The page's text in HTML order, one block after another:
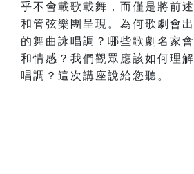
乎不會載歌載舞，而僅是將前
和管弦樂團呈現。為何歌劇會
的舞曲詠唱調？哪些歌劇名家
和情感？我們觀眾應該如何理
唱調？這次講座說給您聽。